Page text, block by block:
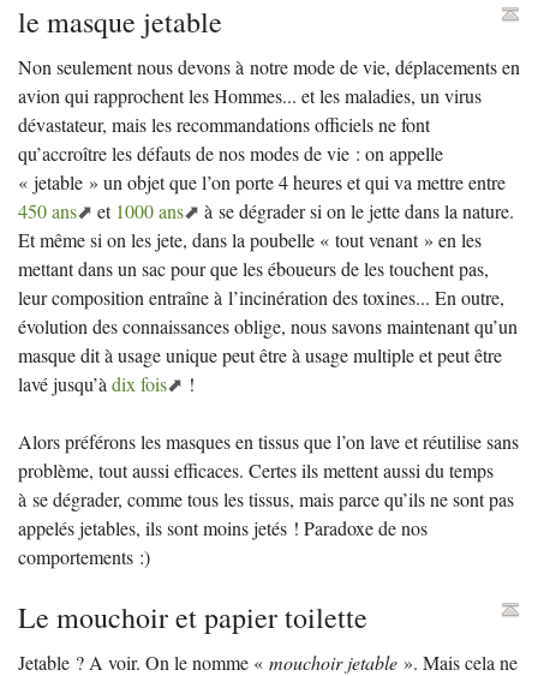
le masque jetable
Non seulement nous devons à notre mode de vie, déplacements en
avion qui rapprochent les Hommes... et les maladies, un virus
dévastateur, mais les recommandations officiels ne font
qu’accroître les défauts de nos modes de vie : on appelle
« jetable » un objet que l’on porte 4 heures et qui va mettre entre
450 ans
et 1000 ans
à se dégrader si on le jette dans la nature.
Et même si on les jete, dans la poubelle « tout venant » en les
mettant dans un sac pour que les éboueurs de les touchent pas,
leur composition entraîne à l’incinération des toxines... En outre,
évolution des connaissances oblige, nous savons maintenant qu’un
masque dit à usage unique peut être à usage multiple et peut être
lavé jusqu’à dix fois !
Alors préférons les masques en tissus que l’on lave et réutilise sans
problème, tout aussi efficaces. Certes ils mettent aussi du temps
à se dégrader, comme tous les tissus, mais parce qu’ils ne sont pas
appelés jetables, ils sont moins jetés ! Paradoxe de nos
comportements :)
Le mouchoir et papier toilette
Jetable ? A voir. On le nomme « mouchoir jetable ». Mais cela ne